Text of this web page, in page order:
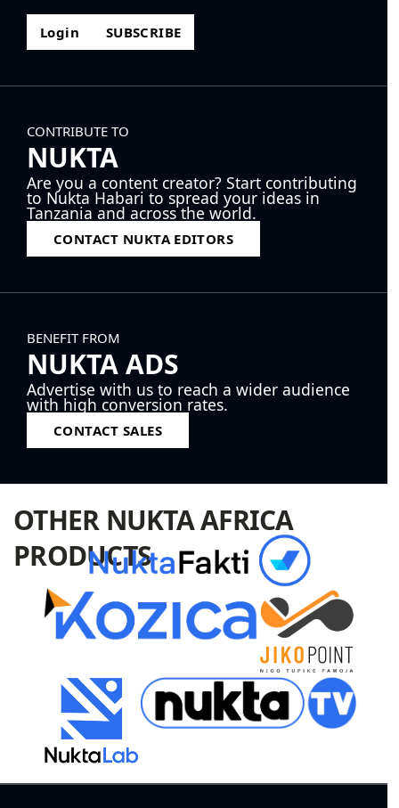
Login SUBSCRIBE
CONTRIBUTE TO
NUKTA
Are you a content creator? Start contributing
to Nukta Habari to spread your ideas in
Tanzania and across the world.
CONTACT NUKTA EDITORS
BENEFIT FROM
NUKTA ADS
Advertise with us to reach a wider audience
with high conversion rates.
CONTACT SALES
OTHER NUKTA AFRICA
PRODUCTS